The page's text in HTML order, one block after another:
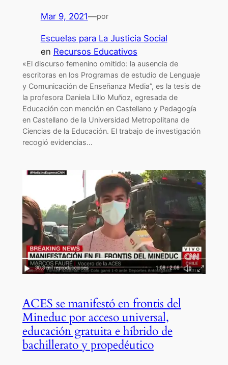
Mar 9, 2021—por
Escuelas para La Justicia Social
en Recursos Educativos
«El discurso femenino omitido: la ausencia de
escritoras en los Programas de estudio de Lenguaje
y Comunicación de Enseñanza Media”, es la tesis de
la profesora Daniela Lillo Muñoz, egresada de
Educación con mención en Castellano y Pedagogía
en Castellano de la Universidad Metropolitana de
Ciencias de la Educación. El trabajo de investigación
recogió evidencias…
ACES se manifestó en frontis del
Mineduc por acceso universal,
educación gratuita e híbrido de
bachillerato y propedéutico